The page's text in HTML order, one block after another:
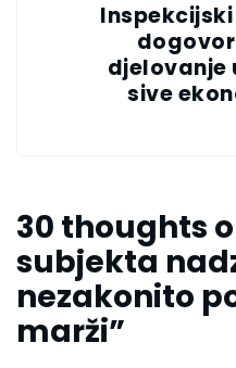
Inspekcijski
djelovanje
sive
30 thoughts
subjekta
nezakonito
marži”